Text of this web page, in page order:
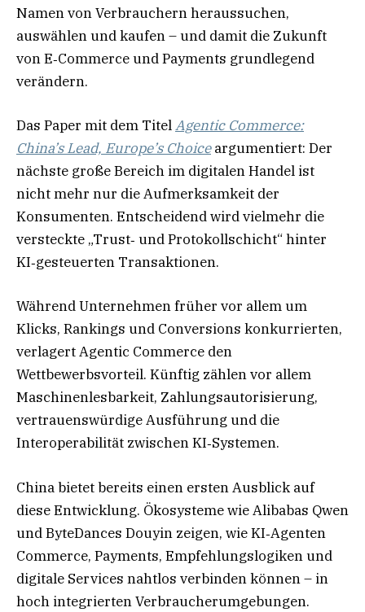
Namen von Verbrauchern heraussuchen,
auswählen und kaufen – und damit die Zukunft
von E‑Commerce und Payments grundlegend
verändern.
Das Paper mit dem TitelAgentic Commerce:
China’s Lead, Europe’s Choiceargumentiert: Der
nächste große Bereich im digitalen Handel ist
nicht mehr nur die Aufmerksamkeit der
Konsumenten. Entscheidend wird vielmehr die
versteckte „Trust‑ und Protokollschicht“ hinter
KI‑gesteuerten Transaktionen.
Während Unternehmen früher vor allem um
Klicks, Rankings und Conversions konkurrierten,
verlagert Agentic Commerce den
Wettbewerbsvorteil. Künftig zählen vor allem
Maschinenlesbarkeit, Zahlungsautorisierung,
vertrauenswürdige Ausführung und die
Interoperabilität zwischen KI‑Systemen.
China bietet bereits einen ersten Ausblick auf
diese Entwicklung. Ökosysteme wie Alibabas Qwen
und ByteDances Douyin zeigen, wie KI‑Agenten
Commerce, Payments, Empfehlungslogiken und
digitale Services nahtlos verbinden können – in
hoch integrierten Verbraucherumgebungen.